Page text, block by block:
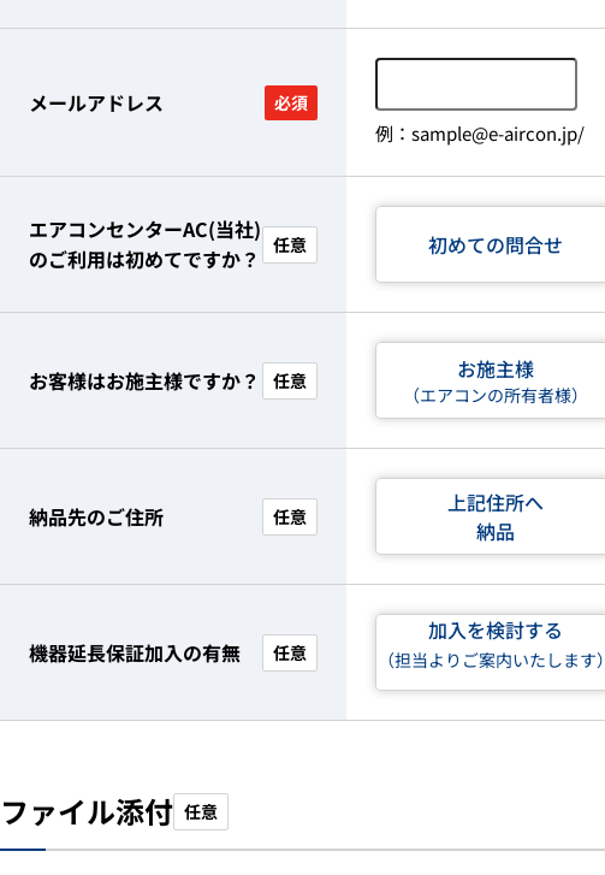
メールアドレス 必須
例：sample@e-aircon.jp/
エアコンセンターAC(当社)
のご利用は初めてですか？
任意 初めての問合せ
お客様はお施主様ですか？ 任意 お施主様
（エアコンの所有者様）
納品先のご住所 任意
上記住所へ
納品
機器延長保証加入の有無 任意
加入を検討する
（担当よりご案内いたします）
ファイル添付 任意